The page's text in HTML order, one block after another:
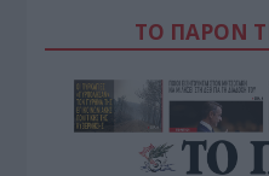
ΤΟ ΠΑΡΟΝ